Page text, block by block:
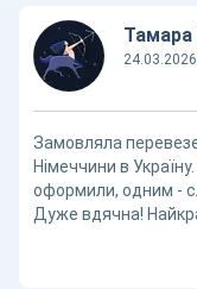
24.03.2026
Замовляла
Німеччини в
оформили, одним -
Дуже вдячна!